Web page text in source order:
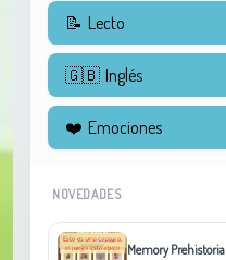
📝 Lecto
🇬🇧 Inglés
❤️ Emociones
NOVEDADES
Memory Prehistoria